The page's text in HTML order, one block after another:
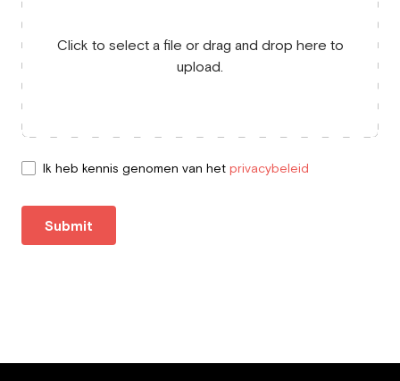
Click to select a file or drag and drop here to
upload.
Ik heb kennis genomen van het privacybeleid
Submit